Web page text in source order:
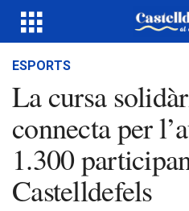
ESPORTS
La cursa
connecta per
1.300
Castelldefels